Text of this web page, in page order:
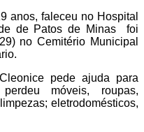
anos, faleceu no Hospital
de Patos de Minas foi
no Cemitério Municipal
pede ajuda para
móveis, roupas,
eletrodomésticos,